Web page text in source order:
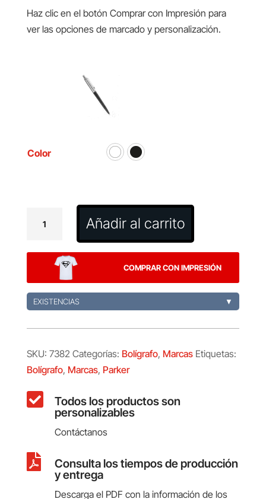
Haz clic en el botón Comprar con Impresión para
ver las opciones de marcado y personalización.
Color
Jotter
cantidad
Añadir al carrito
COMPRAR CON IMPRESIÓN
EXISTENCIAS ▼
SKU: 7382 Categorías: Bolígrafo, Marcas Etiquetas:
Bolígrafo, Marcas, Parker
 Todos los productos son
personalizables
Contáctanos
 Consulta los tiempos de producción
y entrega
Descarga el PDF con la información de los